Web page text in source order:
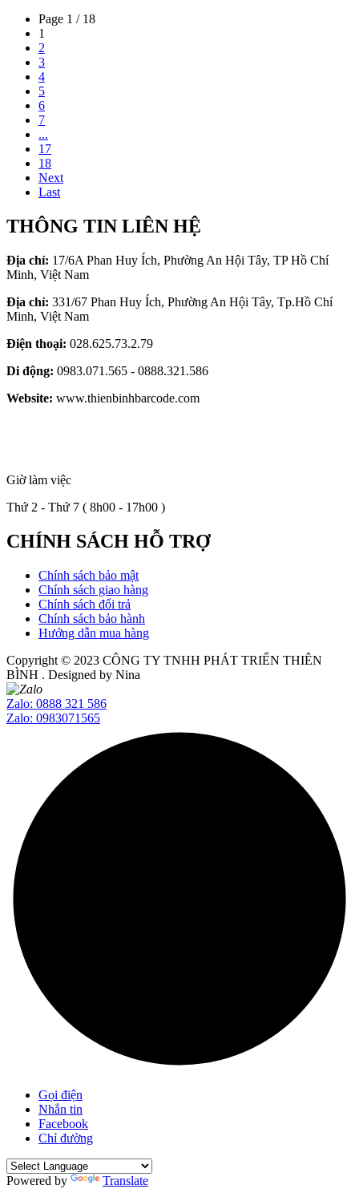
Page 1 / 18
1
2
3
4
5
6
7
...
17
18
Next
Last
THÔNG TIN LIÊN HỆ
Địa chỉ: 17/6A Phan Huy Ích, Phường An Hội Tây, TP Hồ Chí
Minh, Việt Nam
Địa chỉ: 331/67 Phan Huy Ích, Phường An Hội Tây, Tp.Hồ Chí
Minh, Việt Nam
Điện thoại: 028.625.73.2.79
Di động: 0983.071.565 - 0888.321.586
Website: www.thienbinhbarcode.com
Giờ làm việc
Thứ 2 - Thứ 7 ( 8h00 - 17h00 )
CHÍNH SÁCH HỖ TRỢ
Chính sách bảo mật
Chính sách giao hàng
Chính sách đổi trả
Chính sách bảo hành
Hướng dẫn mua hàng
Copyright © 2023 CÔNG TY TNHH PHÁT TRIỂN THIÊN
BÌNH . Designed by Nina
Zalo: 0888 321 586
Zalo: 0983071565
Gọi điện
Nhắn tin
Facebook
Chỉ đường
Powered by Translate